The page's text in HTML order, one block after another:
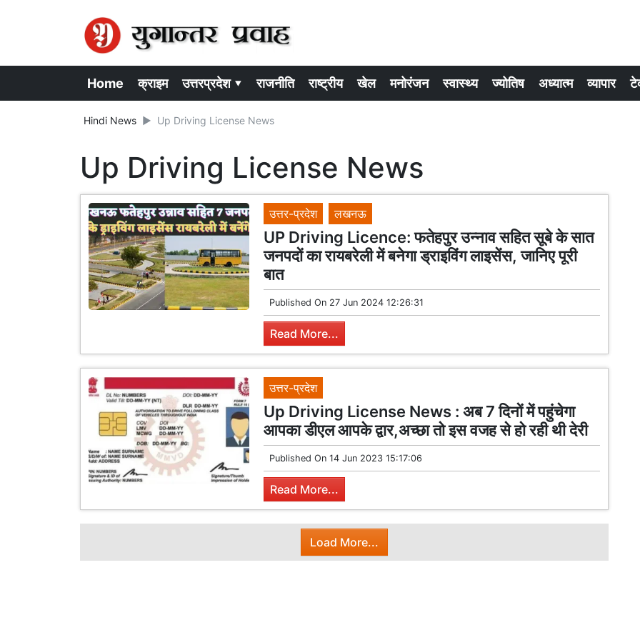
Home क्राइम उत्तरप्रदेश ▾ राजनीति राष्ट्रीय खेल मनोरंजन स्वास्थ्य ज्योतिष अध्यात्म व्यापार
Hindi News Up Driving License News
Up Driving License News
उत्तर-प्रदेश लखनऊ
UP Driving Licence: फतेहपुर उन्नाव सहित सूबे के सात
जनपदों का रायबरेली में बनेगा ड्राइविंग लाइसेंस, जानिए पूरी
बात
Published On 27 Jun 2024 12:26:31
Read More...
उत्तर-प्रदेश
Up Driving License News : अब 7 दिनों में पहुंचेगा
आपका डीएल आपके द्वार,अच्छा तो इस वजह से हो रही थी देरी
Published On 14 Jun 2023 15:17:06
Read More...
Load More...